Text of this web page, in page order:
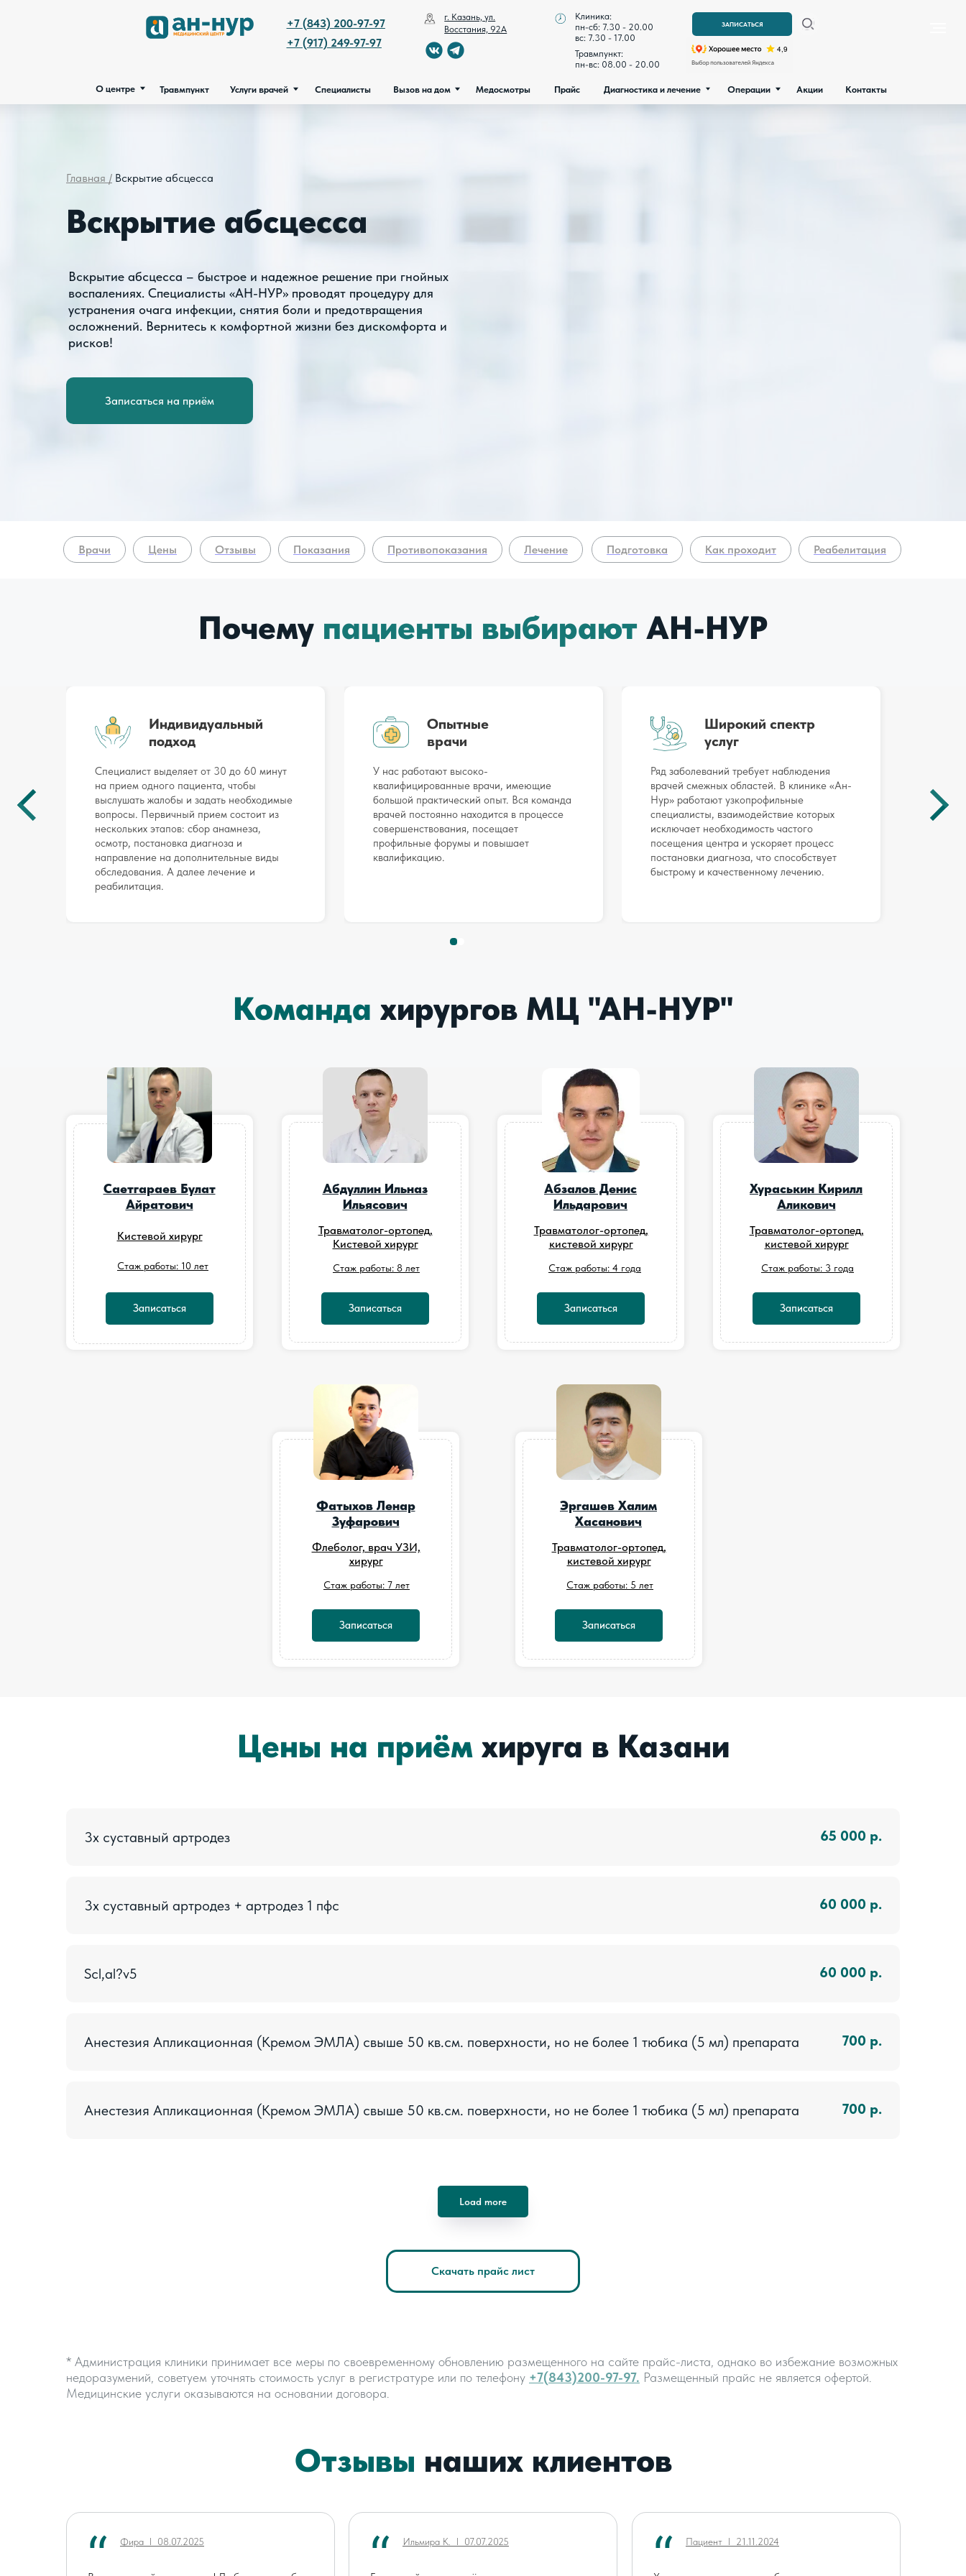
+7 (917) 249-97-97
пн-сб: 7.30 - 20.00
пн-вс: 08.00 - 20.00
г. Казань, ул.
Восстания, 92А
+7 (843) 200-97-97 Контакты
Услуги врачей
О центре Вызов на дом
Специалисты Операции
Медосмотры
Травмпункт Диагностика и лечение
Вскрытие абсцесса
Вскрытие абсцесса – быстрое и надежное решение при гнойных
воспалениях. Специалисты «АН-НУР» проводят процедуру для
устранения очага инфекции, снятия боли и предотвращения
осложнений. Вернитесь к комфортной жизни без дискомфорта и
рисков!
Записаться на приём
Главная / Вскрытие абсцесса
Врачи Цены Отзывы Показания Противопоказания Лечение Подготовка Как проходит Реабелитация
Почему пациенты выбирают АН-НУР
Специалист выделяет от 30 до 60 минут
на прием одного пациента, чтобы
выслушать жалобы и задать необходимые
вопросы. Первичный прием состоит из
нескольких этапов: сбор анамнеза,
осмотр, постановка диагноза и
направление на дополнительные виды
обследования. А далее лечение и
реабилитация.
Индивидуальный
подход
У нас работают высоко-
квалифицированные врачи, имеющие
большой практический опыт. Вся команда
врачей постоянно находится в процессе
совершенствования, посещает
профильные форумы и повышает
квалификацию.
Опытные
врачи
Ряд заболеваний требует наблюдения
врачей смежных областей. В клинике «Ан-
Нур» работают узкопрофильные
специалисты, взаимодействие которых
исключает необходимость частого
посещения центра и ускоряет процесс
постановки диагноза, что способствует
быстрому и качественному лечению.
Широкий спектр
услуг
Команда хирургов МЦ "АН-НУР"
Саетгараев Булат
Айратович
Записаться
Кистевой хирург
Стаж работы: 10 лет
Абдуллин Ильназ
Ильясович
Записаться
Травматолог-ортопед,
Кистевой хирург
Стаж работы: 8 лет
Абзалов Денис
Ильдарович
Записаться
Травматолог-ортопед,
кистевой хирург
Стаж работы: 4 года
Хураськин Кирилл
Аликович
Записаться
Травматолог-ортопед,
кистевой хирург
Стаж работы: 3 года
Фатыхов Ленар
Зуфарович
Записаться
Флеболог, врач УЗИ,
хирург
Стаж работы: 7 лет
Эргашев Халим
Хасанович
Записаться
Травматолог-ортопед,
кистевой хирург
Стаж работы: 5 лет
Цены на приёмхируга в Казани
3х суставный артродез 65 000 р.
3х суставный артродез + артродез 1 пфс 60 000 р.
Scl,al?v5 60 000 р.
Анестезия Апликационная (Кремом ЭМЛА) свыше 50 кв.см. поверхности, но не более 1 тюбика (5 мл) препарата 700 р.
Анестезия Апликационная (Кремом ЭМЛА) свыше 50 кв.см. поверхности, но не более 1 тюбика (5 мл) препарата 700 р.
Load more
Скачать прайс лист
* Администрация клиники принимает все меры по своевременному обновлению размещенного на сайте прайс-листа, однако во избежание возможных
недоразумений, советуем уточнять стоимость услуг в регистратуре или по телефону +7(843)200-97-97. Размещенный прайс не является офертой.
Медицинские услуги оказываются на основании договора.
Отзывы наших клиентов
Фира ӏ 08.07.2025 Ильмира К. ӏ 07.07.2025 Пациент ӏ 21.11.2024